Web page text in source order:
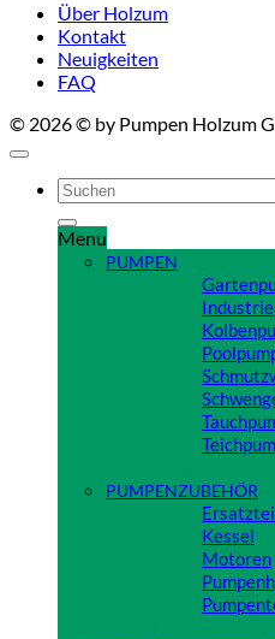
Über Holzum
Kontakt
Neuigkeiten
FAQ
© 2026 © by Pumpen Holzum
Suchen
nach:
Menu
PUMPEN
PUMPENZUBEHÖR
Kessel
Motoren